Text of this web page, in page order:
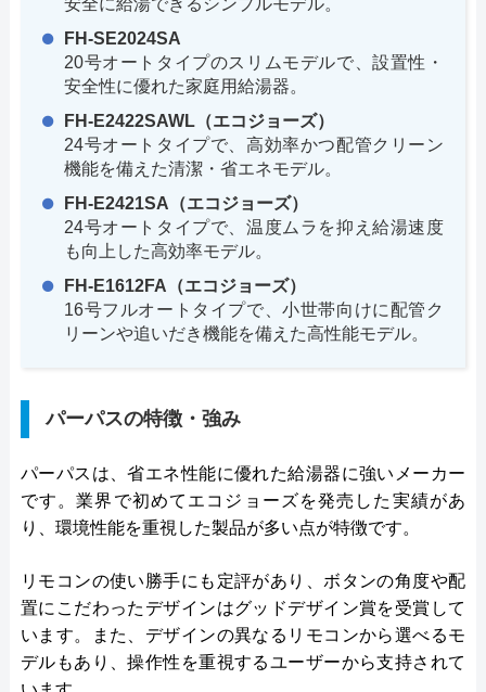
安全に給湯できるシンプルモデル。
FH-SE2024SA
20号オートタイプのスリムモデルで、設置性・
安全性に優れた家庭用給湯器。
FH-E2422SAWL（エコジョーズ）
24号オートタイプで、高効率かつ配管クリーン
機能を備えた清潔・省エネモデル。
FH-E2421SA（エコジョーズ）
24号オートタイプで、温度ムラを抑え給湯速度
も向上した高効率モデル。
FH-E1612FA（エコジョーズ）
16号フルオートタイプで、小世帯向けに配管ク
リーンや追いだき機能を備えた高性能モデル。
パーパスの特徴・強み
パーパスは、省エネ性能に優れた給湯器に強いメーカー
です。業界で初めてエコジョーズを発売した実績があ
り、環境性能を重視した製品が多い点が特徴です。
リモコンの使い勝手にも定評があり、ボタンの角度や配
置にこだわったデザインはグッドデザイン賞を受賞して
います。また、デザインの異なるリモコンから選べるモ
デルもあり、操作性を重視するユーザーから支持されて